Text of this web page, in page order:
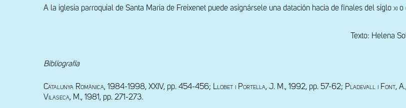
A la iglesia parroquial de Santa Maria de Freixenet puede asignársele una datación hacia de finales del siglo xi o
Texto: Helena
Bibliografía
Catalunya Romànica, 1984-1998, XXIV, pp. 454-456; Llobet i Portella, J. M., 1992, pp. 57-62; Pladevall i Font,
Vilaseca, M., 1981, pp. 271-273.